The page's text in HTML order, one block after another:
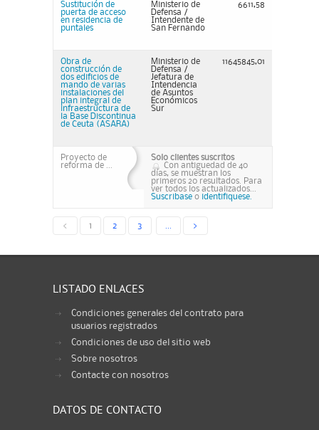
Sustitución de
puerta de acceso
en residencia de
puntales
Ministerio de
Defensa /
Intendente de
San Fernando
6611,58
Obra de
construcción de
dos edificios de
mando de varias
instalaciones del
plan integral de
infraestructura de
la Base Discontinua
de Ceuta (ASARA)
Ministerio de
Defensa /
Jefatura de
Intendencia
de Asuntos
Económicos
Sur
11645845,01
Proyecto de
reforma de ...
Solo clientes suscritos
Con antiguedad de 40
días, se muestran los
primeros 20 resultados. Para
ver todos los actualizados...
Suscribase o identifiquese.
< 1 2 3 >
LISTADO ENLACES
Condiciones generales del contrato para
usuarios registrados
Condiciones de uso del sitio web
Sobre nosotros
Contacte con nosotros
DATOS DE CONTACTO